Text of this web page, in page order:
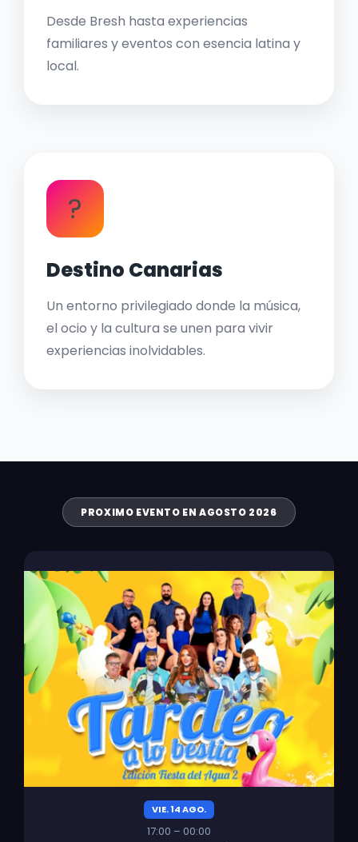
Desde Bresh hasta experiencias
familiares y eventos con esencia latina y
local.
?
Destino Canarias
Un entorno privilegiado donde la música,
el ocio y la cultura se unen para vivir
experiencias inolvidables.
PROXIMO EVENTO EN AGOSTO 2026
VIE. 14 AGO.
17:00 – 00:00